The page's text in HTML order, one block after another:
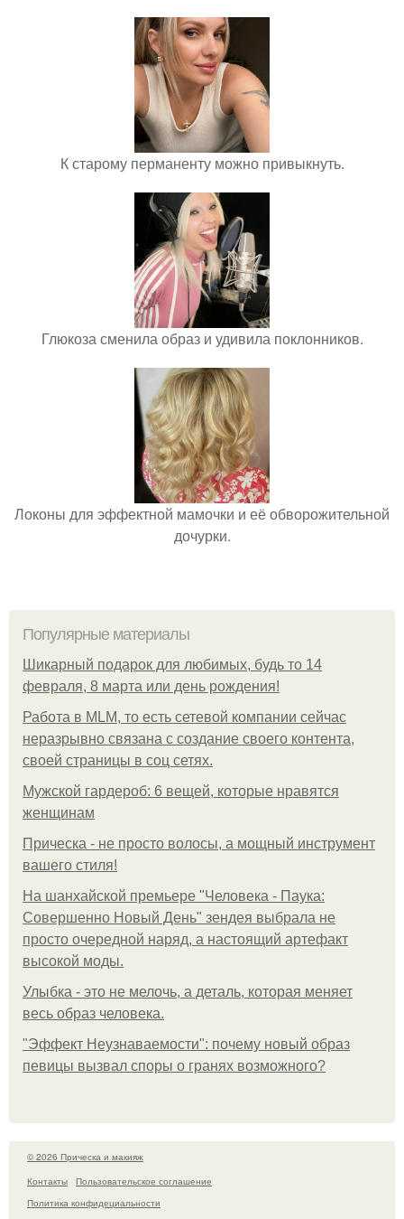
К старому перманенту можно привыкнуть.
Глюкоза сменила образ и удивила поклонников.
Локоны для эффектной мамочки и её обворожительной
дочурки.
Популярные материалы
Шикарный подарок для любимых, будь то 14
февраля, 8 марта или день рождения!
Работа в MLM, то есть сетевой компании сейчас
неразрывно связана с создание своего контента,
своей страницы в соц сетях.
Мужской гардероб: 6 вещей, которые нравятся
женщинам
Прическа - не просто волосы, а мощный инструмент
вашего стиля!
На шанхайской премьере "Человека - Паука:
Совершенно Новый День" зендея выбрала не
просто очередной наряд, а настоящий артефакт
высокой моды.
Улыбка - это не мелочь, а деталь, которая меняет
весь образ человека.
"Эффект Неузнаваемости": почему новый образ
певицы вызвал споры о гранях возможного?
© 2026 Прическа и макияж
Контакты
Пользовательское соглашение
Политика конфидециальности